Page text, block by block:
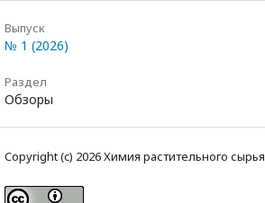
Выпуск
№ 1 (2026)
Раздел
Обзоры
Copyright (c) 2026 Химия растительного сырья